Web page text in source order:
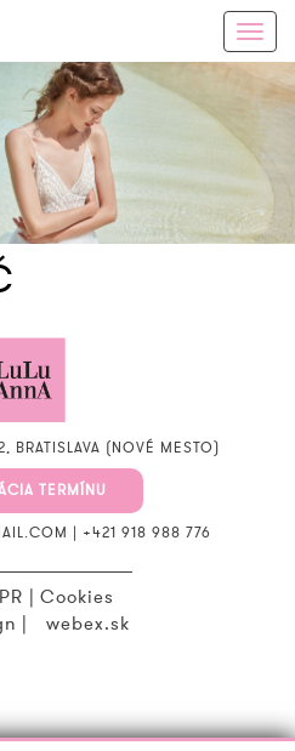
BRATISLAVA (NOVÉ MESTO)
TERMÍNU
| +421 918 988 776
Cookies
webex.sk